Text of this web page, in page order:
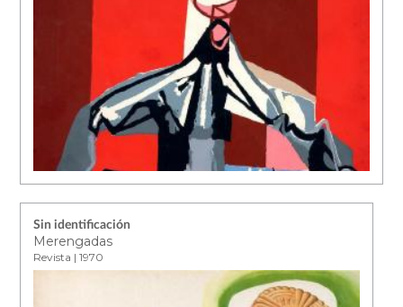
Sin identificación
Merengadas
Revista | 1970